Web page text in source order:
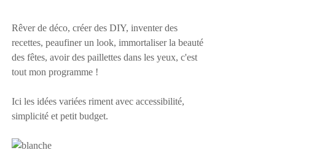
Rêver de déco, créer des DIY, inventer des
recettes, peaufiner un look, immortaliser la beauté
des fêtes, avoir des paillettes dans les yeux, c'est
tout mon programme !
Ici les idées variées riment avec accessibilité,
simplicité et petit budget.